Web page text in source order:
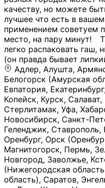
качеству, но можете
лучшее что есть в
применением советуем
место, на пару минут!⠀
легко распаковать гаш,
(он правда бывает
Адлер, Алушта,
Белогорск (Амурская
Евпатория,
Копейск, Курск,
Стерлитамак, Уфа,
Новосибирск, Санкт-
Геленджик, Ставрополь,
Оренбург, Орск
Магнитогорск, Пермь,
Новгород, Заволжье,
(Нижегородская
область), Саратов,